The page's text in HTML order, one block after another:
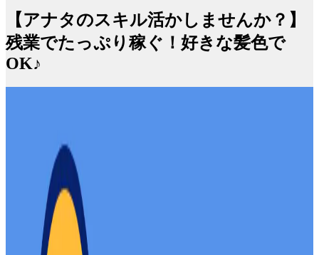
【アナタのスキル活かしませんか？】
残業でたっぷり稼ぐ！好きな髪色で
OK♪